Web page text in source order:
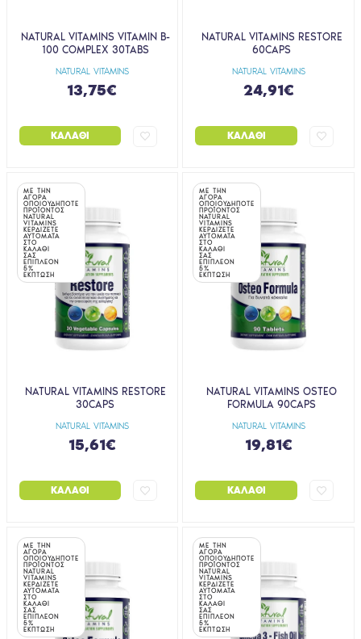
NATURAL VITAMINS
NATURAL VITAMINS VITAMIN B-
100 COMPLEX 30TABS
13,75€
ΚΑΛΆΘΙ
NATURAL VITAMINS
NATURAL VITAMINS RESTORE
60CAPS
24,91€
ΚΑΛΆΘΙ
ΜΕ ΤΗΝ
ΑΓΟΡΑ
ΟΠΟΙΟΥΔΗΠΟΤΕ
ΠΡΟΪΟΝΤΟΣ
NATURAL
VITAMINS
ΚΕΡΔΙΖΕΤΕ
ΑΥΤΟΜΑΤΑ
ΣΤΟ
ΚΑΛΑΘΙ
ΣΑΣ
ΕΠΙΠΛΕΟΝ
5%
ΕΚΠΤΩΣΗ
NATURAL VITAMINS
NATURAL VITAMINS RESTORE
30CAPS
15,61€
ΚΑΛΆΘΙ
ΜΕ ΤΗΝ
ΑΓΟΡΑ
ΟΠΟΙΟΥΔΗΠΟΤΕ
ΠΡΟΪΟΝΤΟΣ
NATURAL
VITAMINS
ΚΕΡΔΙΖΕΤΕ
ΑΥΤΟΜΑΤΑ
ΣΤΟ
ΚΑΛΑΘΙ
ΣΑΣ
ΕΠΙΠΛΕΟΝ
5%
ΕΚΠΤΩΣΗ
NATURAL VITAMINS
NATURAL VITAMINS OSTEO
FORMULA 90CAPS
19,81€
ΚΑΛΆΘΙ
ΜΕ ΤΗΝ
ΑΓΟΡΑ
ΟΠΟΙΟΥΔΗΠΟΤΕ
ΠΡΟΪΟΝΤΟΣ
NATURAL
VITAMINS
ΚΕΡΔΙΖΕΤΕ
ΑΥΤΟΜΑΤΑ
ΣΤΟ
ΚΑΛΑΘΙ
ΣΑΣ
ΕΠΙΠΛΕΟΝ
5%
ΕΚΠΤΩΣΗ
ΜΕ ΤΗΝ
ΑΓΟΡΑ
ΟΠΟΙΟΥΔΗΠΟΤΕ
ΠΡΟΪΟΝΤΟΣ
NATURAL
VITAMINS
ΚΕΡΔΙΖΕΤΕ
ΑΥΤΟΜΑΤΑ
ΣΤΟ
ΚΑΛΑΘΙ
ΣΑΣ
ΕΠΙΠΛΕΟΝ
5%
ΕΚΠΤΩΣΗ